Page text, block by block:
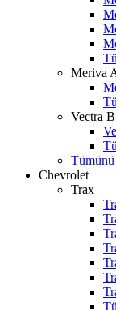
Meriva
Vectra B
Chevrolet
Trax